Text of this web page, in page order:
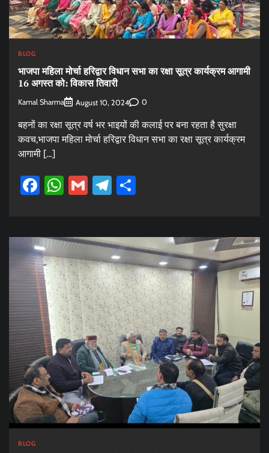
BLOG
भाजपा महिला मोर्चा हरिद्वार विधान सभा का रक्षा सूत्र कार्यक्रम आगामी
16 अगस्त को: विकास तिवारी
Kamal Sharma August 10, 2024 0
बहनों का रक्षा सूत्र वर्ष भर भाइयों की कलाई पर बना रहता है सुरक्षा
कवच,भाजपा महिला मोर्चा हरिद्वार विधान सभा का रक्षा सूत्र कार्यक्रम
आगामी […]
Facebook
WhatsApp
GmailTelegram
BLOG